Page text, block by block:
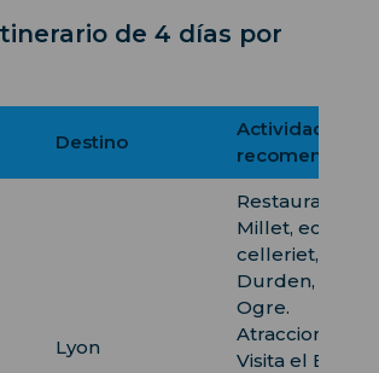
de 4 días por
Destino
Actividades/
recomendadas
Lyon
Restaurantes:
Millet, ecailler
celleriet,
Durden, Petite
Ogre.
Atracciones:
Visita el